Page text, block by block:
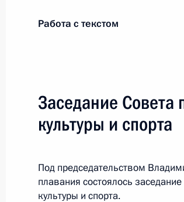
2 октября 2019 года,
2 октября 2019 года,
Работа с текстом
Заседание Совета
культуры и спорта
Под председательством
плавания состоялось
культуры и спорта.